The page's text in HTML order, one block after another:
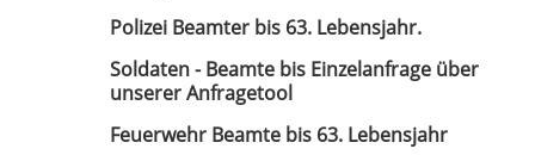
Polizei Beamter bis 63. Lebensjahr.
Soldaten - Beamte bis Einzelanfrage über
unserer Anfragetool
Feuerwehr Beamte bis 63. Lebensjahr